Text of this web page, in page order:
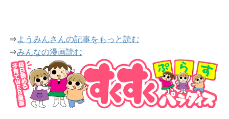
⇒ようみんさんの記事をもっと読む
⇒みんなの漫画読む